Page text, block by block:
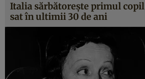
Italia sărbătorește primul
sat în ultimii 30 de ani